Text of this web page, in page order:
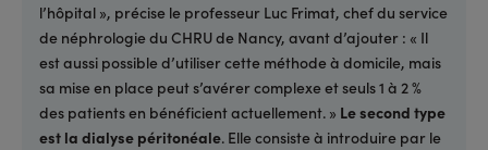
l’hôpital », précise le professeur Luc Frimat, chef du service
de néphrologie du CHRU de Nancy, avant d’ajouter : « Il
est aussi possible d’utiliser cette méthode à domicile, mais
sa mise en place peut s’avérer complexe et seuls 1 à 2 %
des patients en bénéficient actuellement. » Le second type
est la dialyse péritonéale. Elle consiste à introduire par le